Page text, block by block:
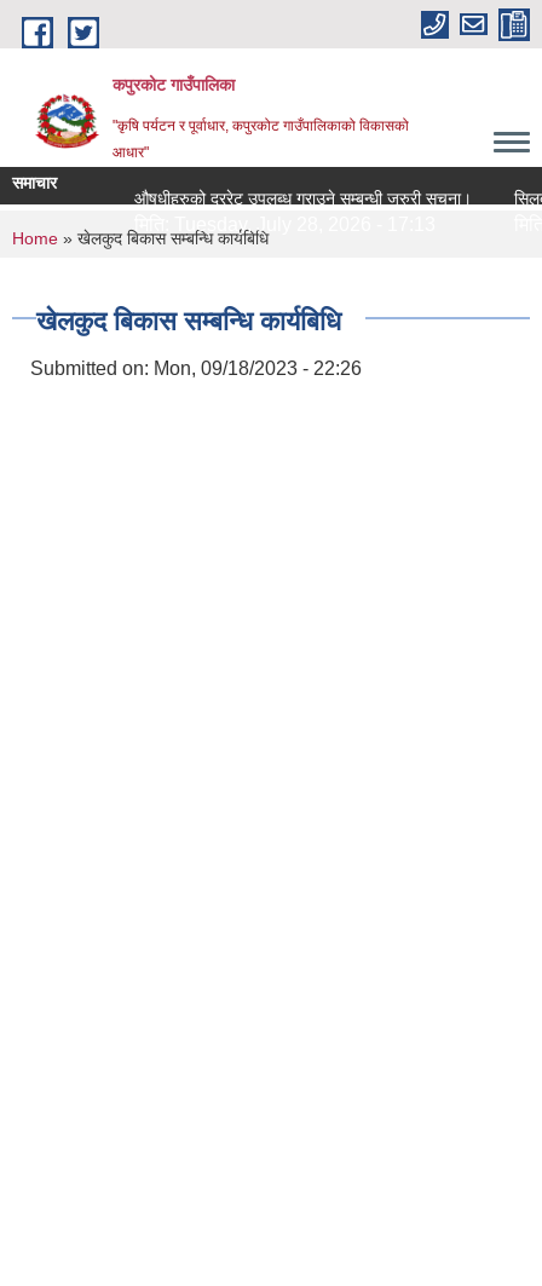
Skip to main content
कपुरकोट गाउँपालिका
"कृषि पर्यटन र पूर्वाधार, कपुरकोट गाउँपालिकाको विकासको
आधार"
समाचार
औषधीहरुको दररेट उपलब्ध गराउने सम्बन्धी जरुरी सूचना।
मिति: Tuesday, July 28, 2026 - 17:13
You are here
Home » खेलकुद बिकास सम्बन्धि कार्यबिधि
खेलकुद बिकास सम्बन्धि कार्यबिधि
Submitted on: Mon, 09/18/2023 - 22:26